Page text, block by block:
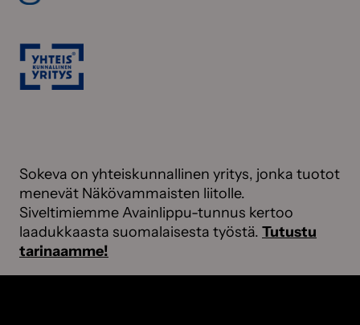
Sokeva on yhteiskunnallinen yritys, jonka tuotot
menevät Näkövammaisten liitolle.
Siveltimiemme Avainlippu-tunnus kertoo
laadukkaasta suomalaisesta työstä. Tutustu
tarinaamme!